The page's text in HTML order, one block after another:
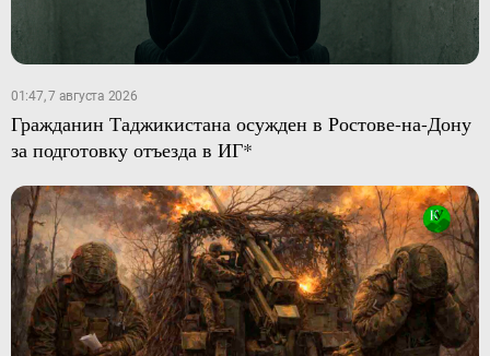
01:47, 7 августа 2026
Гражданин Таджикистана осужден в Ростове-на-Дону
за подготовку отъезда в ИГ*